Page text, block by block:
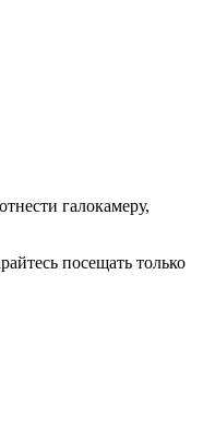
галокамеру,
посещать только